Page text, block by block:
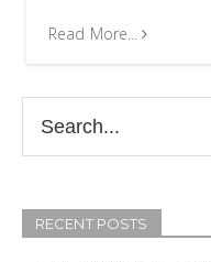
Read More...
RECENT POSTS